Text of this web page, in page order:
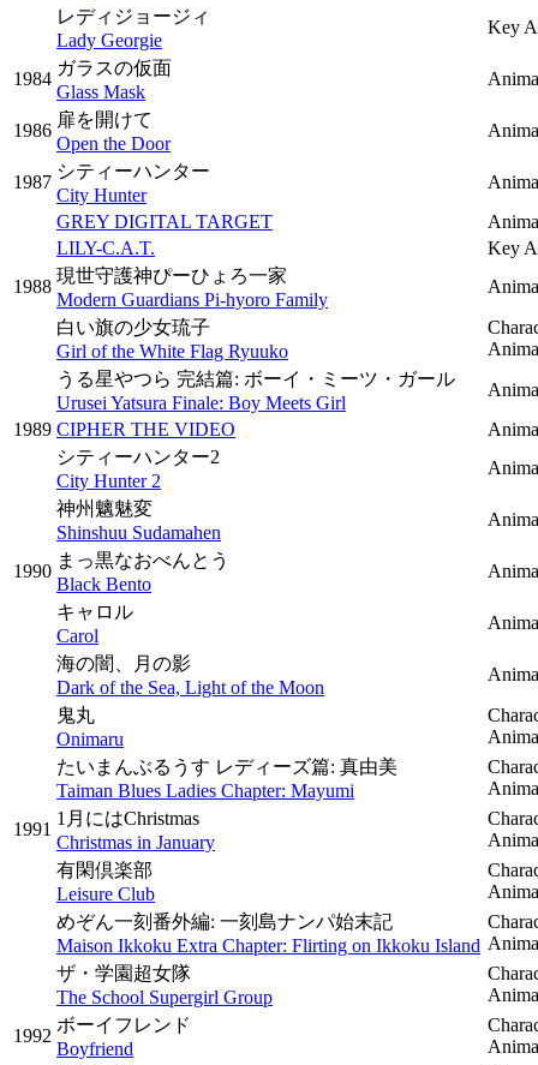
レディジョージィ
Lady Georgie
Key
1984
ガラスの仮面
Glass Mask
1986
扉を開けて
Open the Door
1987
シティーハンター
City Hunter
GREY DIGITAL TARGET
LILY-C.A.T.
Key
1988
現世守護神ぴーひょろ一家
Modern Guardians Pi-hyoro Family
白い旗の少女琉子
Girl of the White Flag Ryuuko
うる星やつら 完結篇: ボーイ・ミーツ・ガール
Urusei Yatsura Finale: Boy Meets Girl
1989 CIPHER THE VIDEO
シティーハンター2
City Hunter 2
神州魑魅変
Shinshuu Sudamahen
1990
まっ黒なおべんとう
Black Bento
キャロル
Carol
海の闇、月の影
Dark of the Sea, Light of the Moon
鬼丸
Onimaru
たいまんぶるうす レディーズ篇: 真由美
Taiman Blues Ladies Chapter: Mayumi
1991
1月にはChristmas
Christmas in January
有閑倶楽部
Leisure Club
めぞん一刻番外編: 一刻島ナンパ始末記
Maison Ikkoku Extra Chapter: Flirting on Ikkoku Island
ザ・学園超女隊
The School Supergirl Group
1992
ボーイフレンド
Boyfriend